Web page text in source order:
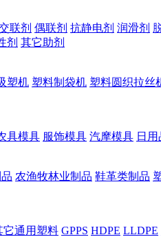
联剂 偶联剂 抗静电剂 润滑剂
剂 其它助剂
塑机 塑料制袋机 塑料圆织拉丝
具模具 服饰模具 汽摩模具 日
农渔牧林业制品 鞋革类制品
它通用塑料 GPPS HDPE LLDPE